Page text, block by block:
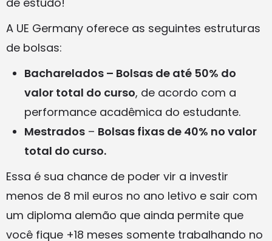
A UE Germany oferece as seguintes estruturas
de bolsas:
Bacharelados – Bolsas de até 50% do
valor total do curso, de acordo com a
performance acadêmica do estudante.
Mestrados – Bolsas fixas de 40% no valor
total do curso.
Essa é sua chance de poder vir a investir
menos de 8 mil euros no ano letivo e sair com
um diploma alemão que ainda permite que
você fique +18 meses somente trabalhando no